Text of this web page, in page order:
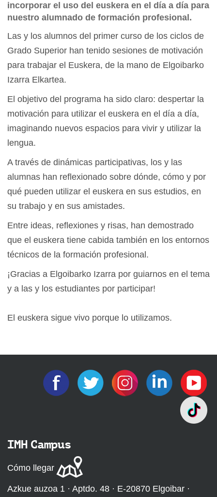
incorporar el uso del euskera en el día a día para
nuestro alumnado de formación profesional.
Las y los alumnos del primer curso de los ciclos de
Grado Superior han tenido sesiones de motivación
para trabajar el Euskera, de la mano de Elgoibarko
Izarra Elkartea.
El objetivo del programa ha sido claro: despertar la
motivación para utilizar el euskera en el día a día,
imaginando nuevos espacios para vivir y utilizar la
lengua.
A través de dinámicas participativas, los y las
alumnas han reflexionado sobre dónde, cómo y por
qué pueden utilizar el euskera en sus estudios, en
su trabajo y en sus amistades.
Entre ideas, reflexiones y risas, han demostrado
que el euskera tiene cabida también en los entornos
técnicos de la formación profesional.
¡Gracias a Elgoibarko Izarra por guiarnos en el tema
y a las y los estudiantes por participar!
El euskera sigue vivo porque lo utilizamos.
IMH Campus
Cómo llegar
Azkue auzoa 1 · Aptdo. 48 · E-20870 Elgoibar ·